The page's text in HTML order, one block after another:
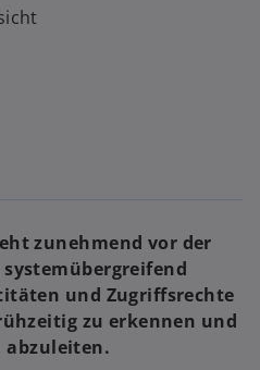
zunehmend vor der
und Zugriffsrechte
zu erkennen und
abzuleiten.